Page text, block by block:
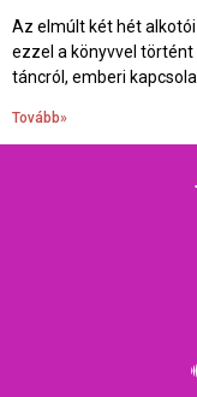
Az elmúlt két hét
ezzel a könyvvel
táncról, emberi
Tovább»